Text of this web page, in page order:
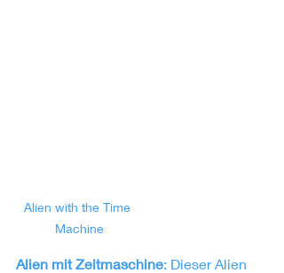
Alien with the Time
Machine
Alien mit Zeitmaschine: Dieser Alien